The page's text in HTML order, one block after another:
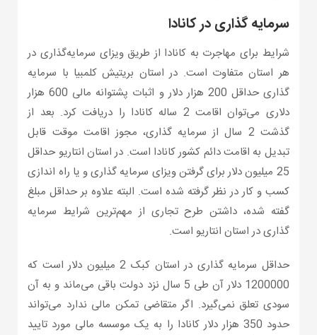
سرمایه گذاری در کانادا
شرایط برای مهاجرت به کانادا از طریق ویزای سرمایه‌گذاری در
هر استان متفاوت است. در استان بریتیش کلمبیا با سرمایه
گذاری حداقل 200 هزار دلار و اثبات پشتوانه مالی 600 هزار
دلاری می‌توان اقامت 2 ساله کانادا را دریافت کرد. بعد از
گذشت 2 سال از سرمایه گذاری، مجوز اقامت موقت قابل
تبدیل به اقامت دائم کشور کانادا است. در استان انتاریو حداقل
25 میلیون دلار برای گرفتن ویزای سرمایه گذاری و یا راه اندازی
کسب و کار در نظر گرفته شده است. البته علاوه بر حداقل مبلغ
گفته شده، داشتن طرح تجاری از مهم‌ترین شرایط سرمایه
گذاری در استان انتاریو است.
حداقل سرمایه گذاری در استان کبک 2 میلیون دلار است که
1200000 دلار آن طی 5 سال نزد دولت باقی می‌ماند و به آن
سودی تعلق نمی‌گیرد. اگر متقاضی تمکن مالی ندارد می‌تواند
حدود 350 هزار دلار کانادا را به یک موسسه مالی مورد تایید